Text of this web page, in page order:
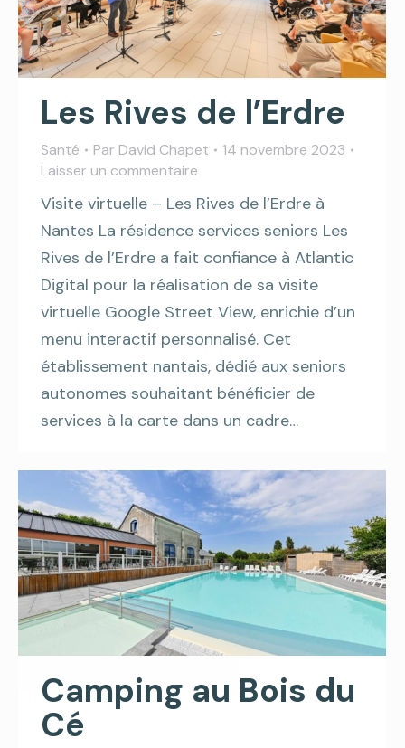
Les Rives de l’Erdre
Santé Par David Chapet
14 novembre 2023
Laisser un commentaire
Visite virtuelle – Les Rives de l’Erdre à
Nantes La résidence services seniors Les
Rives de l’Erdre a fait confiance à Atlantic
Digital pour la réalisation de sa visite
virtuelle Google Street View, enrichie d’un
menu interactif personnalisé. Cet
établissement nantais, dédié aux seniors
autonomes souhaitant bénéficier de
services à la carte dans un cadre…
Camping au Bois du
Cé